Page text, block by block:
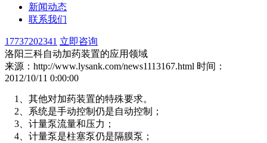
新闻动态
联系我们
17737202341 立即咨询
洛阳三科自动加药装置的应用领域
来源：http://www.lysank.com/news1113167.html 时间：
2012/10/11 0:00:00
1、其他对加药装置的特殊要求。
2、系统是手动控制仍是自动控制；
3、计量泵流量和压力；
4、计量泵是柱塞泵仍是隔膜泵；